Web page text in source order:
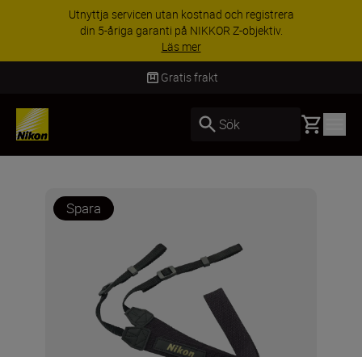
Utnyttja servicen utan kostnad och registrera
din 5-åriga garanti på NIKKOR Z-objektiv.
Läs mer
Gratis frakt
Sök Basket
Spara